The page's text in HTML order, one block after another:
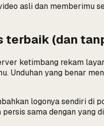
asli dan memberimu
(dan
ketimbang rekam
Unduhan yang benar
logonya sendiri di
sama dengan yang